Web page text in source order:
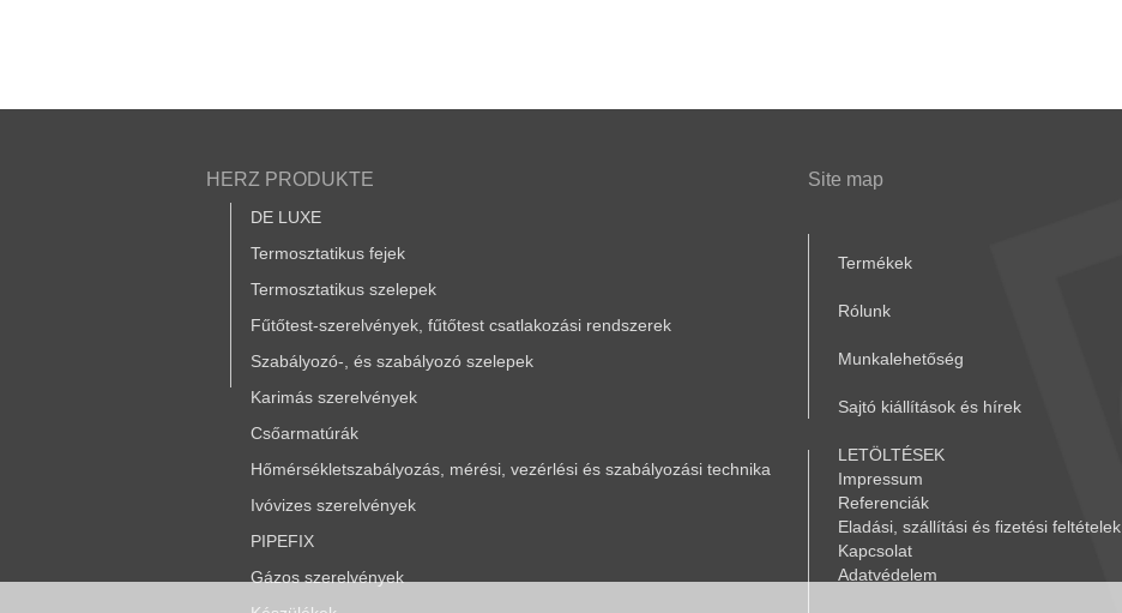
HERZ PRODUKTE
DE LUXE
Termosztatikus fejek
Termosztatikus szelepek
Fűtőtest-szerelvények, fűtőtest csatlakozási rendszerek
Szabályozó-, és szabályozó szelepek
Karimás szerelvények
Csőarmatúrák
Hőmérsékletszabályozás, mérési, vezérlési és szabályozási technika
Ivóvizes szerelvények
PIPEFIX
Gázos szerelvények
Site map
Termékek
Rólunk
Munkalehetőség
Sajtó kiállítások és hírek
LETÖLTÉSEK
Referenciák
Kapcsolat
Impressum
Eladási, szállítási és fizetési feltételek
Adatvédelem